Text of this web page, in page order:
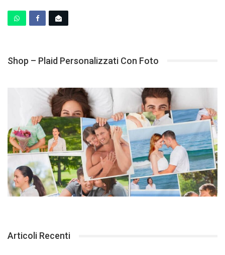
Shop – Plaid Personalizzati Con Foto
Articoli Recenti